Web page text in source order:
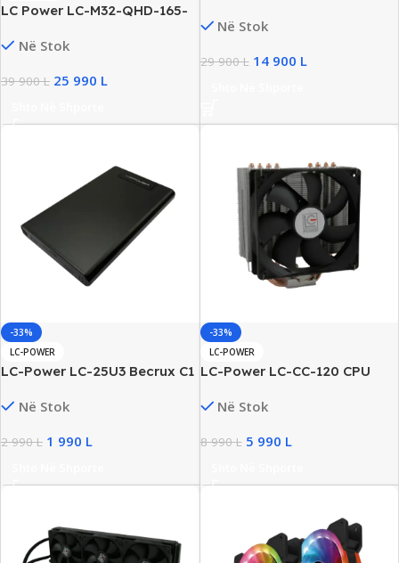
LC Power LC-M32-QHD-165-
Gaming Monitor, New
Në Stok
39 900L 25 990 L
HDMI/DP, New
Në Stok
29 900L 14 900 L
-33%
LC-POWER
LC-Power LC-25U3 Becrux C1
Në Stok
2 990L 1 990 L
-33%
LC-POWER
LC-Power LC-CC-120 CPU
NewNë Stok
8 990L 5 990 L